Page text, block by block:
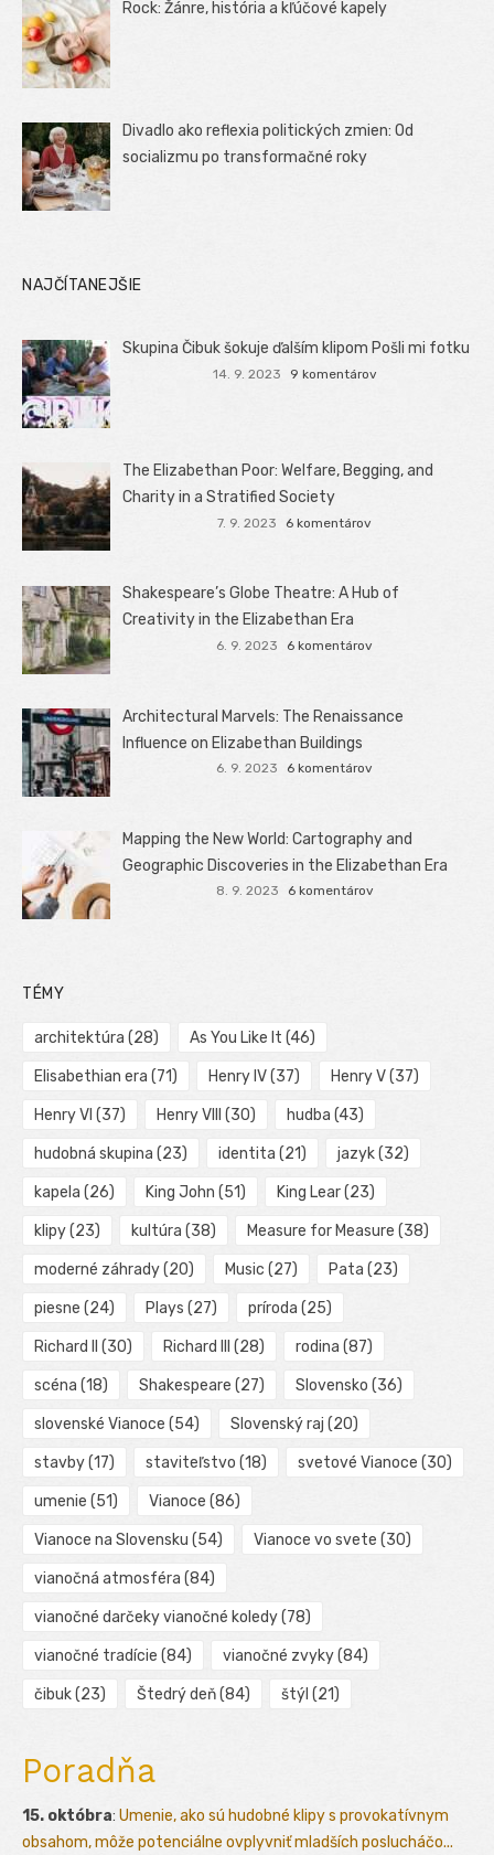
Rock: Žánre, história a kľúčové kapely
Divadlo ako reflexia politických zmien: Od
socializmu po transformačné roky
NAJČÍTANEJŠIE
Skupina Čibuk šokuje ďalším klipom Pošli mi fotku
14. 9. 2023 9 komentárov
The Elizabethan Poor: Welfare, Begging, and
Charity in a Stratified Society
7. 9. 2023 6 komentárov
Shakespeare’s Globe Theatre: A Hub of
Creativity in the Elizabethan Era
6. 9. 2023 6 komentárov
Architectural Marvels: The Renaissance
Influence on Elizabethan Buildings
6. 9. 2023 6 komentárov
Mapping the New World: Cartography and
Geographic Discoveries in the Elizabethan Era
8. 9. 2023 6 komentárov
TÉMY
architektúra (28) As You Like It (46)
Elisabethian era (71) Henry IV(37) Henry V(37)
Henry VI (37) Henry VIII (30) hudba (43)
hudobná skupina (23) identita (21) jazyk(32)
kapela (26) King John (51) King Lear(23)
klipy(23) kultúra (38) Measure for Measure (38)
moderné záhrady(20) Music (27) Pata (23)
piesne (24) Plays (27) príroda (25)
Richard II (30) Richard III (28) rodina (87)
scéna (18) Shakespeare (27) Slovensko (36)
slovenské Vianoce (54) Slovenský raj (20)
stavby(17) staviteľstvo (18) svetové Vianoce (30)
umenie (51) Vianoce (86)
Vianoce na Slovensku (54) Vianoce vo svete (30)
vianočná atmosféra (84)
vianočné darčeky vianočné koledy(78)
vianočné tradície (84) vianočné zvyky(84)
čibuk(23) Štedrý deň(84) štýl (21)
Poradňa
15. októbra: Umenie, ako sú hudobné klipy s provokatívnym
obsahom, môže potenciálne ovplyvniť mladších poslucháčo...